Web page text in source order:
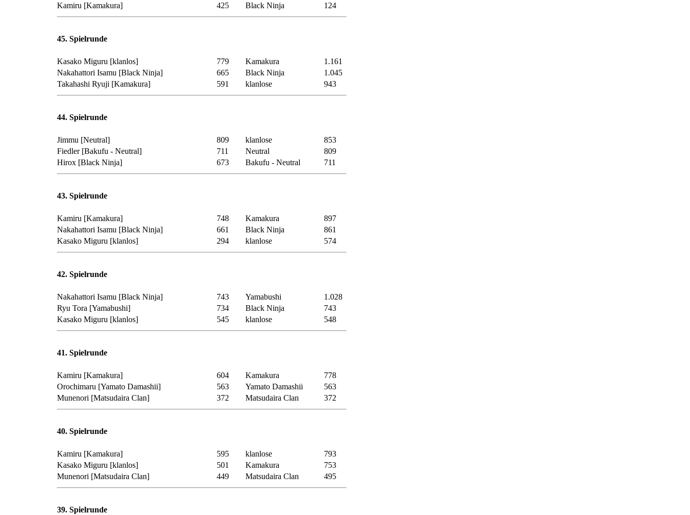
Kamiru [Kamakura] 425 Black Ninja 124
45. Spielrunde
Kasako Miguru [klanlos] 779 Kamakura
1.161
Nakahattori Isamu [Black Ninja] 665 Black Ninja
1.045
Takahashi Ryuji [Kamakura] 591 klanlose 943
44. Spielrunde
Jimmu [Neutral] 809 klanlose
853
Fiedler [Bakufu - Neutral] 711 Neutral
809
Hirox [Black Ninja] 673 Bakufu - Neutral 711
43. Spielrunde
Kamiru [Kamakura] 748 Kamakura
897
Nakahattori Isamu [Black Ninja] 661 Black Ninja
861
Kasako Miguru [klanlos] 294 klanlose 574
42. Spielrunde
Nakahattori Isamu [Black Ninja] 743 Yamabushi
1.028
Ryu Tora [Yamabushi] 734 Black Ninja
743
Kasako Miguru [klanlos] 545 klanlose 548
41. Spielrunde
Kamiru [Kamakura] 604 Kamakura
778
Orochimaru [Yamato Damashii] 563 Yamato Damashii
563
Munenori [Matsudaira Clan] 372 Matsudaira Clan 372
40. Spielrunde
Kamiru [Kamakura] 595 klanlose
793
Kasako Miguru [klanlos] 501 Kamakura
753
Munenori [Matsudaira Clan] 449 Matsudaira Clan 495
39. Spielrunde